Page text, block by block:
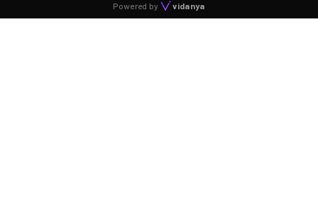
Powered by vidanya